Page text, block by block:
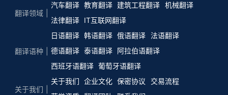
翻译领域
汽车翻译 教育翻译 建筑工程翻译 机械翻译
法律翻译
IT互联网翻译
翻译语种
日语翻译 韩语翻译 俄语翻译
法语翻译
德语翻译 泰语翻译 阿拉伯语翻译
西班牙语翻译 葡萄牙语翻译
关于我们
关于我们 企业文化 保密协议
交易流程